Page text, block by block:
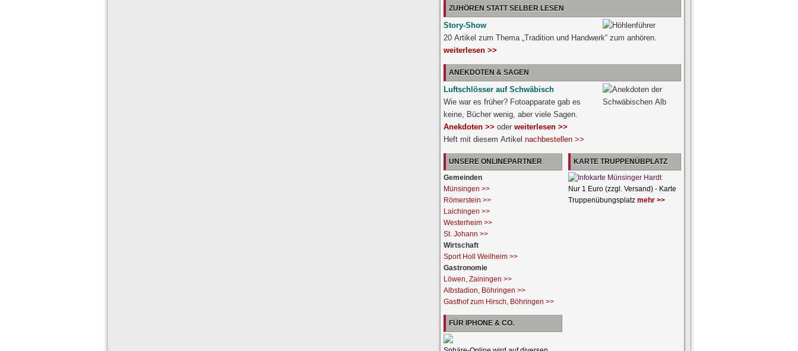
ZUHÖREN STATT SELBER LESEN
Story-Show
20 Artikel zum Thema „Tradition und Handwerk“ zum anhören.
weiterlesen >>
ANEKDOTEN & SAGEN
Luftschlösser auf Schwäbisch
Wie war es früher? Fotoapparate gab es
keine, Bücher wenig, aber viele Sagen.
Anekdoten >> oder weiterlesen >>
Heft mit diesem Artikel nachbestellen >>
UNSERE ONLINEPARTNER
Gemeinden
Münsingen >>
Römerstein >>
Laichingen >>
Westerheim >>
St. Johann >>
Wirtschaft
Sport Holl Weilheim >>
Gastronomie
Löwen, Zainingen >>
Albstadion, Böhringen >>
Gasthof zum Hirsch, Böhringen >>
FÜR IPHONE & CO.
KARTE TRUPPENÜBPLATZ
Nur 1 Euro (zzgl. Versand) - Karte
Truppenübungsplatz mehr >>